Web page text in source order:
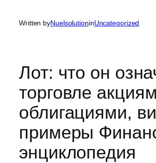
Written byNuelsolutioninUncategorized
Лот: что он
торговле
облигациями,
примеры
энциклопедия